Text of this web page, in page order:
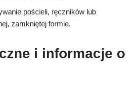
pościeli, ręczników lub
zamkniętej formie.
i informacje o